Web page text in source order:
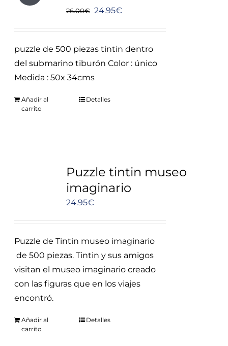
26.00€ El
era:
26.00€.
24.95€
es:
24.95€.
puzzle de 500 piezas tintin dentro
del submarino tiburón Color : único
Medida : 50x 34cms
Añadir al
carrito
Detalles
Puzzle tintin museo
imaginario
24.95€
Puzzle de Tintin museo imaginario
de 500 piezas. Tintin y sus amigos
visitan el museo imaginario creado
con las figuras que en los viajes
encontró.
Añadir al
carrito
Detalles